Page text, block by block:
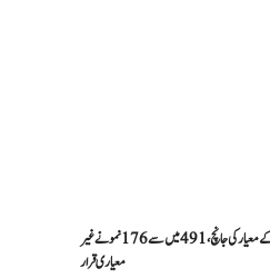
تیل، گھی اور دودھ کے معیار کی جانچ، 491 میں سے 176 نمونے غیر
معیاری قرار